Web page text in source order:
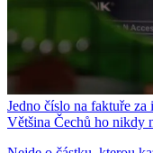
Jedno číslo na faktuře
Většina Čechů ho nikdy